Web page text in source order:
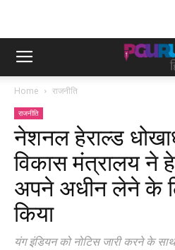
Home राजनीति
राजनीति
नेशनल हेराल्ड
विकास मंत्रालय ने
अपने अधीन लेने के
किया
यंग इंडियन को नोटिस जारी करने के